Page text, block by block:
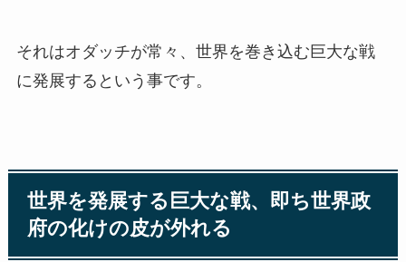
それはオダッチが常々、世界を巻き込む巨大な戦
に発展するという事です。
世界を発展する巨大な戦、即ち世界政
府の化けの皮が外れる